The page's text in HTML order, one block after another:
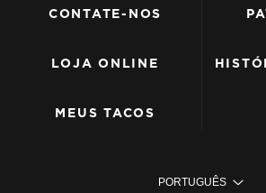
CONTATE-NOS
LOJA ONLINE
MEUS TACOS
PORTUGUÊS